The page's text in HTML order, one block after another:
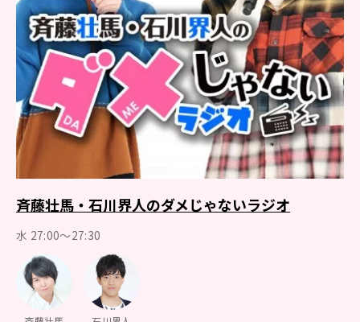
斉藤壮馬・石川界人のダメじゃないラジオ
水 27:00～27:30